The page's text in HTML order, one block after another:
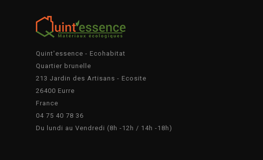
Quint'essence - Ecohabitat
Quartier brunelle
213 Jardin des Artisans - Ecosite
26400 Eurre
France
04 75 40 78 36
Du lundi au Vendredi (8h -12h / 14h -18h)